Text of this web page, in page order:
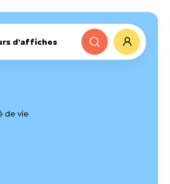
d’affiches
de vie